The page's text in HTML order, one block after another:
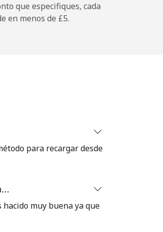
que especifiques, cada
en menos de ⁦£5⁩.
para recargar desde
muy buena ya que